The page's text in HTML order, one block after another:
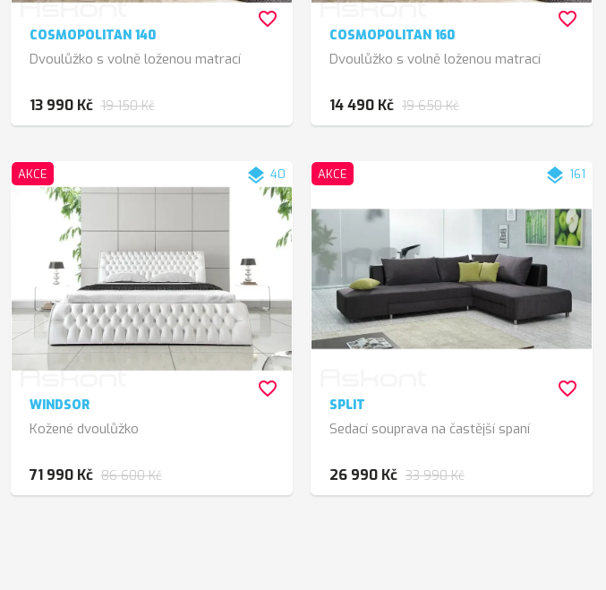
COSMOPOLITAN 140
Dvoulůžko s volně loženou matrací
13 990 Kč 19 150 Kč
favorite_border
COSMOPOLITAN 160
Dvoulůžko s volně loženou matrací
14 490 Kč 19 650 Kč
favorite_border
AKCE layers 40
WINDSOR
Kožené dvoulůžko
71 990 Kč 86 600 Kč
favorite_border
AKCE layers 161
SPLIT
Sedací souprava na častější spaní
26 990 Kč 33 990 Kč
favorite_border